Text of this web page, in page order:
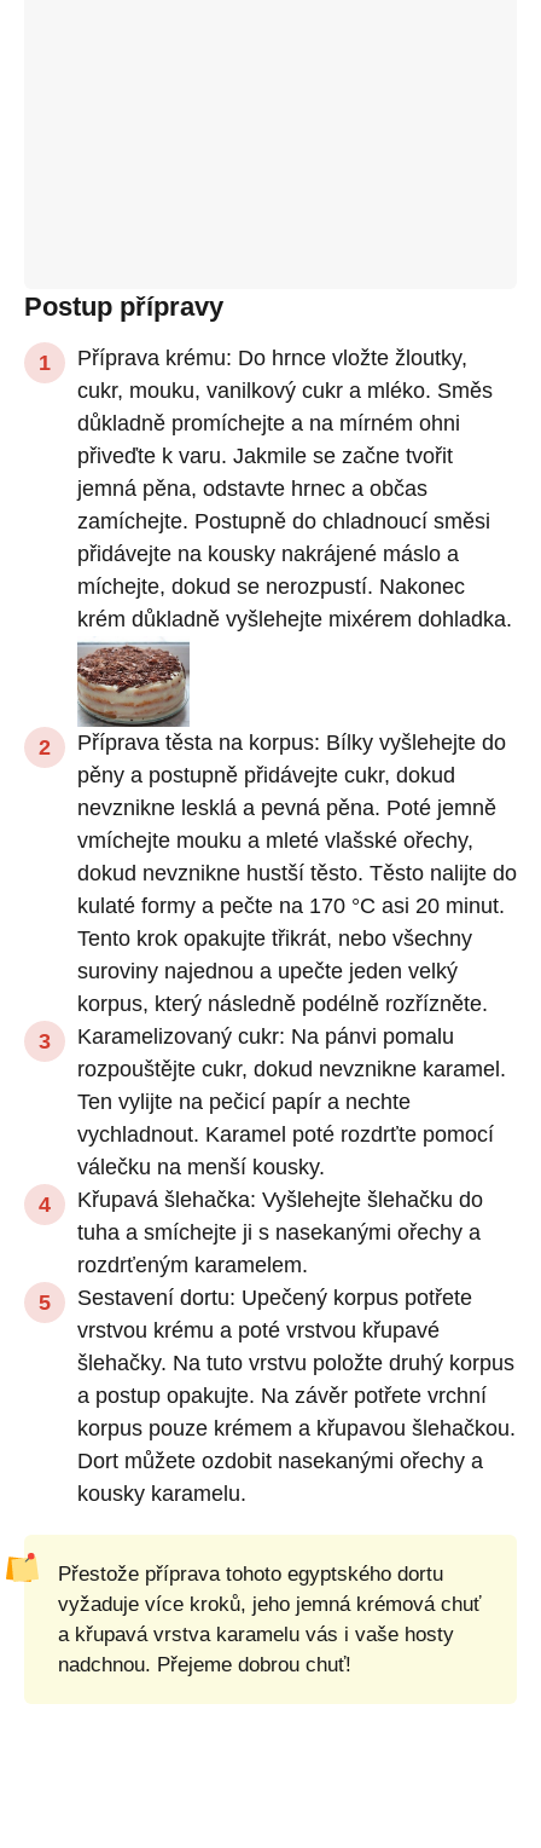
Postup přípravy
Příprava krému: Do hrnce vložte žloutky,
cukr, mouku, vanilkový cukr a mléko. Směs
důkladně promíchejte a na mírném ohni
přiveďte k varu. Jakmile se začne tvořit
jemná pěna, odstavte hrnec a občas
zamíchejte. Postupně do chladnoucí směsi
přidávejte na kousky nakrájené máslo a
míchejte, dokud se nerozpustí. Nakonec
krém důkladně vyšlehejte mixérem dohladka.
Příprava těsta na korpus: Bílky vyšlehejte do
pěny a postupně přidávejte cukr, dokud
nevznikne lesklá a pevná pěna. Poté jemně
vmíchejte mouku a mleté vlašské ořechy,
dokud nevznikne hustší těsto. Těsto nalijte do
kulaté formy a pečte na 170 °C asi 20 minut.
Tento krok opakujte třikrát, nebo všechny
suroviny najednou a upečte jeden velký
korpus, který následně podélně rozřízněte.
Karamelizovaný cukr: Na pánvi pomalu
rozpouštějte cukr, dokud nevznikne karamel.
Ten vylijte na pečicí papír a nechte
vychladnout. Karamel poté rozdrťte pomocí
válečku na menší kousky.
Křupavá šlehačka: Vyšlehejte šlehačku do
tuha a smíchejte ji s nasekanými ořechy a
rozdrťeným karamelem.
Sestavení dortu: Upečený korpus potřete
vrstvou krému a poté vrstvou křupavé
šlehačky. Na tuto vrstvu položte druhý korpus
a postup opakujte. Na závěr potřete vrchní
korpus pouze krémem a křupavou šlehačkou.
Dort můžete ozdobit nasekanými ořechy a
kousky karamelu.
Přestože příprava tohoto egyptského dortu
vyžaduje více kroků, jeho jemná krémová chuť
a křupavá vrstva karamelu vás i vaše hosty
nadchnou. Přejeme dobrou chuť!